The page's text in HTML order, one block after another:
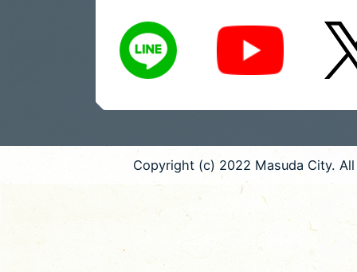
LINE
Youtube X
Copyright (c) 2022 Masuda City.